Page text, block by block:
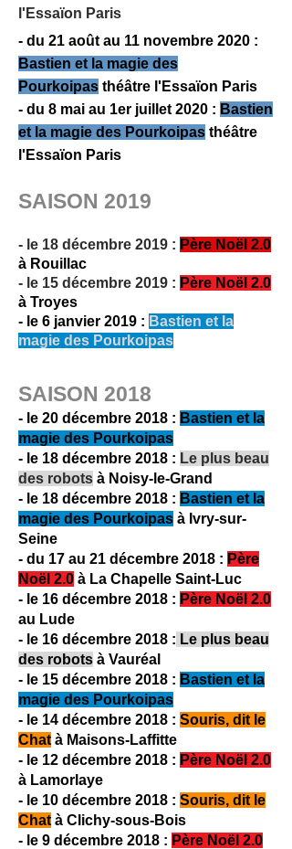
l'Essaïon Paris
- du 21 août au 11 novembre 2020 :
Bastien et la magie des
Pourkoipas théâtre l'Essaïon Paris
- du 8 mai au 1er juillet 2020 : Bastien
et la magie des Pourkoipas théâtre
l'Essaïon Paris
SAISON 2019
- le 18 décembre 2019 : Père Noël 2.0
à Rouillac
- le 15 décembre 2019 : Père Noël 2.0
à Troyes
- le 6 janvier 2019 : Bastien et la
magie des Pourkoipas
SAISON 2018
- le 20 décembre 2018 : Bastien et la
magie des Pourkoipas
- le 18 décembre 2018 : Le plus beau
des robots à Noisy-le-Grand
- le 18 décembre 2018 : Bastien et la
magie des Pourkoipas à Ivry-sur-
Seine
- du 17 au 21 décembre 2018 : Père
Noël 2.0 à La Chapelle Saint-Luc
- le 16 décembre 2018 : Père Noël 2.0
au Lude
- le 16 décembre 2018 : Le plus beau
des robots à Vauréal
- le 15 décembre 2018 : Bastien et la
magie des Pourkoipas
- le 14 décembre 2018 : Souris, dit le
Chat à Maisons-Laffitte
- le 12 décembre 2018 : Père Noël 2.0
à Lamorlaye
- le 10 décembre 2018 : Souris, dit le
Chat à Clichy-sous-Bois
- le 9 décembre 2018 : Père Noël 2.0